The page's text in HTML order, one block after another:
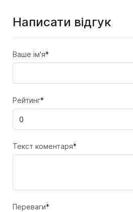
Написати відгук
Ваше ім'я*
Рейтинг*
Текст коментаря*
Переваги*